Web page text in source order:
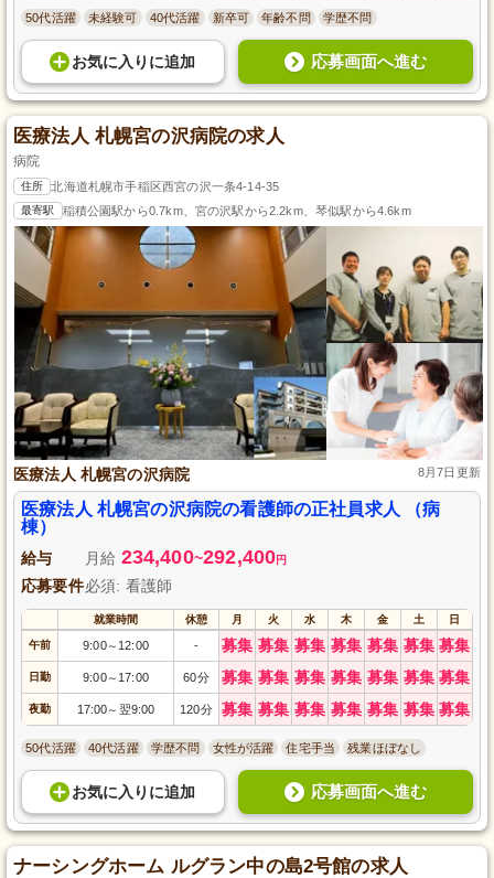
50代活躍 未経験可 40代活躍 新卒可 年齢不問 学歴不問
お気に入り に追加 応募画面へ進む
医療法人 札幌宮の沢病院の求人
病院
住所 北海道札幌市手稲区西宮の沢一条4-14-35
最寄駅 稲積公園駅から0.7km、宮の沢駅から2.2km、琴似駅から4.6km
医療法人 札幌宮の沢病院 8月7日更新
医療法人 札幌宮の沢病院の看護師の正社員求人 （病
棟）
給与 月給 234,400~292,400円
応募要件必須: 看護師
就業時間 休憩 月 火 水 木 金 土 日
午前 9:00～ 12:00 - 募集 募集 募集 募集 募集 募集 募集
日勤 9:00～ 17:00 60分 募集 募集 募集 募集 募集 募集 募集
夜勤 17:00～ 翌9:00 120分 募集 募集 募集 募集 募集 募集 募集
50代活躍 40代活躍 学歴不問 女性が活躍 住宅手当 残業ほぼなし
お気に入り に追加 応募画面へ進む
ナーシングホーム ルグラン中の島2号館の求人